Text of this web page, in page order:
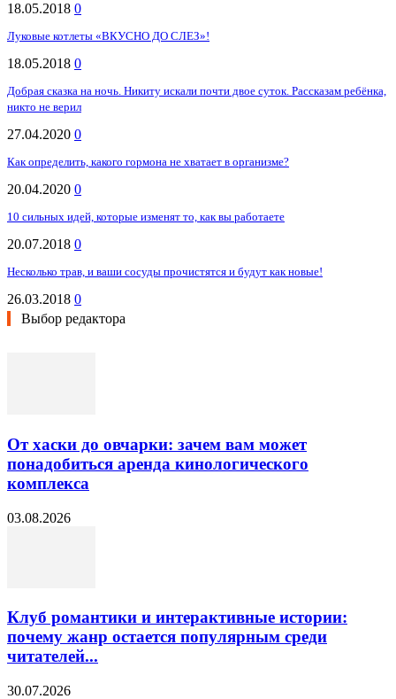
18.05.2018 0
Луковые котлеты «ВКУСНО ДО СЛЕЗ»!
18.05.2018 0
Добрая сказка на ночь. Никиту искали почти двое суток. Рассказам ребёнка,
никто не верил
27.04.2020 0
Как определить, какого гормона не хватает в организме?
20.04.2020 0
10 сильных идей, которые изменят то, как вы работаете
20.07.2018 0
Несколько трав, и ваши сосуды прочистятся и будут как новые!
26.03.2018 0
Выбор редактора
От хаски до овчарки: зачем вам может
понадобиться аренда кинологического
комплекса
03.08.2026
Клуб романтики и интерактивные истории:
почему жанр остается популярным среди
читателей...
30.07.2026